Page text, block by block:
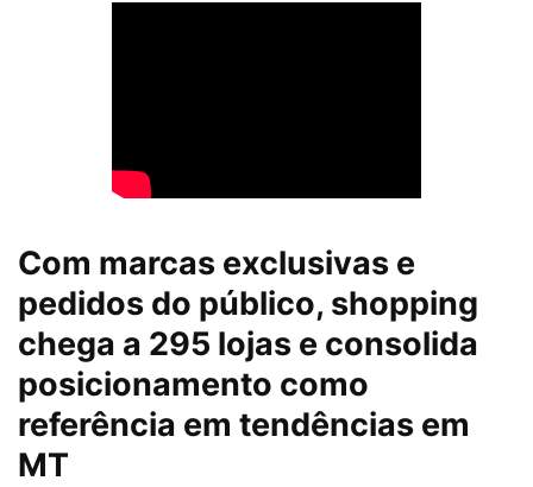
Com marcas exclusivas e
pedidos do público, shopping
chega a 295 lojas e consolida
posicionamento como
referência em tendências em
MT